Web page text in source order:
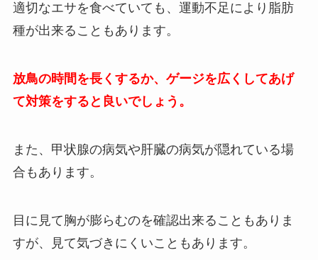
適切なエサを食べていても、運動不足により脂肪
種が出来ることもあります。
放鳥の時間を長くするか、ゲージを広くしてあげ
て対策をすると良いでしょう。
また、甲状腺の病気や肝臓の病気が隠れている場
合もあります。
目に見て胸が膨らむのを確認出来ることもありま
すが、見て気づきにくいこともあります。